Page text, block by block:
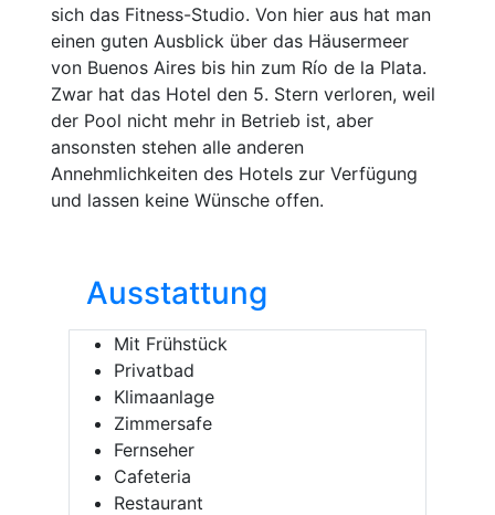
sich das Fitness-Studio. Von hier aus hat man
einen guten Ausblick über das Häusermeer
von Buenos Aires bis hin zum Río de la Plata.
Zwar hat das Hotel den 5. Stern verloren, weil
der Pool nicht mehr in Betrieb ist, aber
ansonsten stehen alle anderen
Annehmlichkeiten des Hotels zur Verfügung
und lassen keine Wünsche offen.
Ausstattung
Mit Frühstück
Privatbad
Klimaanlage
Zimmersafe
Fernseher
Cafeteria
Restaurant